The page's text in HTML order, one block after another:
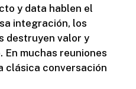
y data hablen el
integración, los
destruyen valor y
muchas reuniones
clásica conversación